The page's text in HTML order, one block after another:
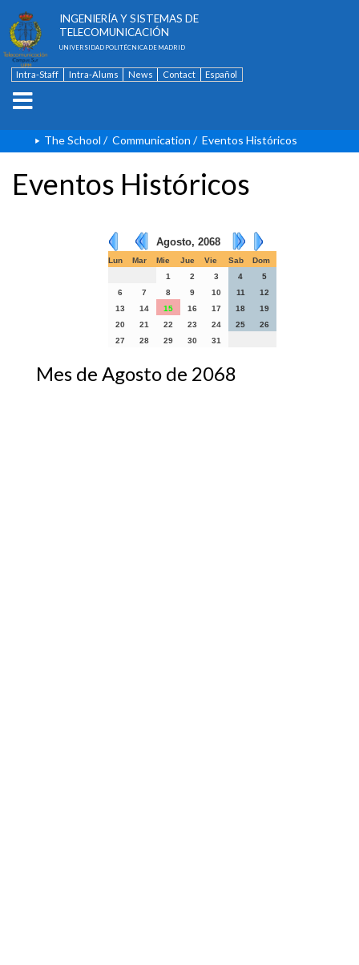
INGENIERÍA Y SISTEMAS DE
TELECOMUNICACIÓN
UNIVERSIDAD POLITÉCNICA DE MADRID
Intra-Staff Intra-Alums News Contact Español
The School / Communication / Eventos Históricos
Eventos Históricos
Agosto, 2068
Lun Mar Mie Jue Vie Sab
Dom
1
2 3 4
5
6
7 8 9 10 11
12
13
14 15 16 17 18
19
20
21 22 23 24 25
26
27
28 29 30 31
Mes de Agosto de 2068